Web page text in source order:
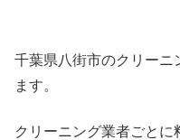
千葉県八街市のクリーニ
ます。
クリーニング業者ごと